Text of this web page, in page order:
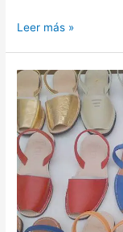
Calzado
para
uniformes
diseño
exclusivo
Leer más »